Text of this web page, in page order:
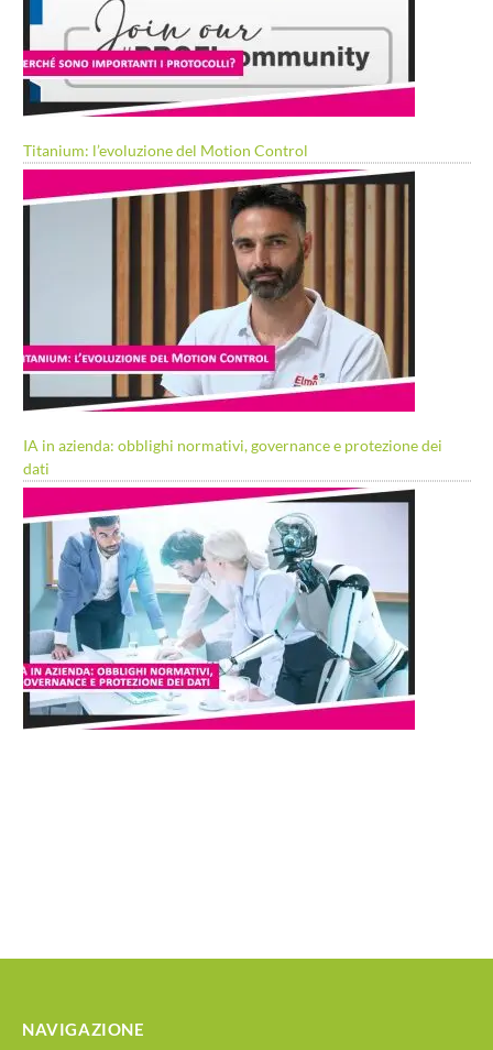
Titanium: l’evoluzione del Motion Control
IA in azienda: obblighi normativi, governance e protezione dei
dati
NAVIGAZIONE